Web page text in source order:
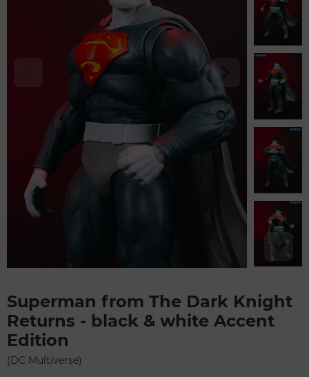
Superman from The Dark Knight
Returns - black & white Accent
Edition
(DC Multiverse)